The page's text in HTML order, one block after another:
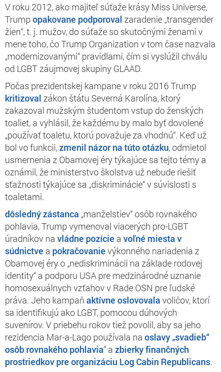
V roku 2012, ako majiteľ súťaže krásy Miss Universe,
Trump opakovane podporoval zaradenie „transgender
žien“, t. j. mužov, do súťaže so skutočnými ženami v
mene toho, čo Trump Organization v tom čase nazvala
„modernizovanými“ pravidlami, čím si vyslúžil chválu
od LGBT záujmovej skupiny GLAAD.
Počas prezidentskej kampane v roku 2016 Trump
kritizoval zákon štátu Severná Karolína, ktorý
zakazoval mužským študentom vstup do ženských
toaliet, a vyhlásil, že každému by malo byť dovolené
„používať toaletu, ktorú považuje za vhodnú“. Keď už
bol vo funkcii,zmenil názor na túto otázku, odmietol
usmernenia z Obamovej éry týkajúce sa tejto témy a
oznámil, že ministerstvo školstva už nebude riešiť
sťažnosti týkajúce sa „diskriminácie“ v súvislosti s
toaletami.
dôsledný zástanca „manželstiev“ osôb rovnakého
pohlavia, Trump vymenoval viacerých pro-LGBT
úradníkov na vládne pozície a voľné miesta v
súdnictve a pokračovanie výkonného nariadenia z
Obamovej éry o „nediskriminácii na základe rodovej
identity“ a podporu USA pre medzinárodné uznanie
homosexuálnych vzťahov v Rade OSN pre ľudské
práva. Jeho kampaň aktívne oslovovala voličov, ktorí
sa identifikujú ako LGBT, pomocou dúhových
suvenírov. V priebehu rokov tiež povolil, aby sa jeho
rezidencia Mar-a-Lago používala na oslavy „svadieb“
osôb rovnakého pohlavia” a zbierky finančných
prostriedkov pre organizáciu Log Cabin Republicans.